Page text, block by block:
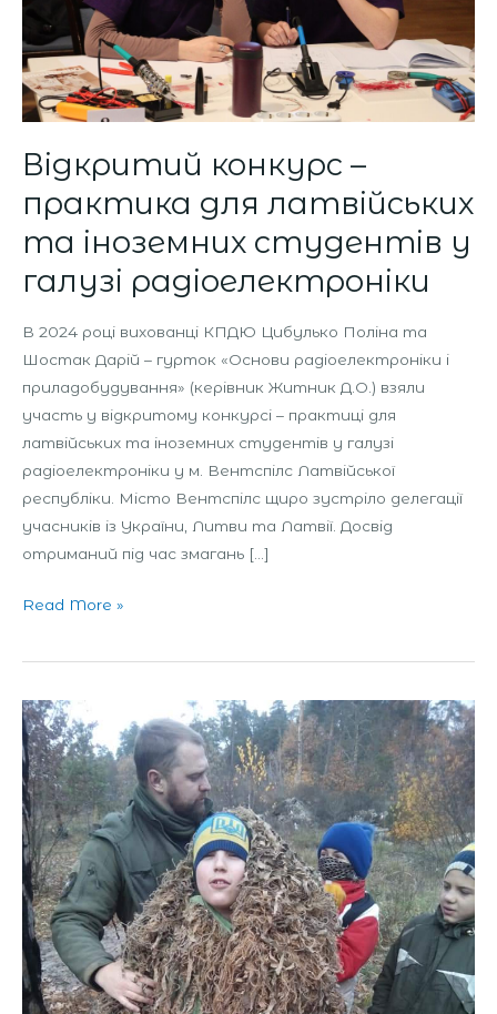
Відкритий конкурс –
практика для латвійських
та іноземних студентів у
галузі радіоелектроніки
В 2024 році вихованці КПДЮ Цибулько Поліна та
Шостак Дарій – гурток «Основи радіоелектроніки і
приладобудування» (керівник Житник Д.О.) взяли
участь у відкритому конкурсі – практиці для
латвійських та іноземних студентів у галузі
радіоелектроніки у м. Вентспілс Латвійської
республіки. Місто Вентспілс щиро зустріло делегації
учасників із України, Литви та Латвії. Досвід
отриманий під час змагань […]
іноземних
студентів
у
галузі
Read More »
Навчально-
тренувальний
збір
школи
виживання
«Осінній
десант»